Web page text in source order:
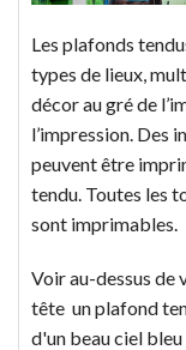
Les plafonds
types de lieux,
décor au gré de
l’impression. Des
peuvent être
tendu. Toutes les
sont imprimables.
Voir au-dessus de
tête un plafond
d'un beau ciel bleu